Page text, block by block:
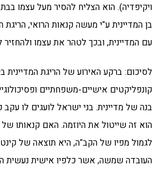
ויקיפדיה). הוא הצליח להסיר מעל עצמו
בן המדיינית ע"י מעשה קנאות הרואי,
עם המדיינית, ובכך לטהר את עצמו ולהחזיר
לסיכום: ברקע האירוע של הריגת המדיינית
קונפליקטים אישיים-משפחתיים
בנה של מדיינית. בני ישראל לועגים לו
הוא זה שייטול את היוזמה. האם קנאותו
לגמול מפיו של הקב"ה, היא תוצאה של
העובדה שמשה, אשר כלפיו אישית נעשית